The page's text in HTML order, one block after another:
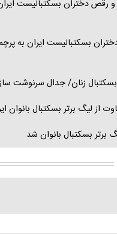
دختران بسکتبالیست ایران
بسکتبالیست ایران به
زنان/ جدال سرنوشت
از لیگ برتر بسکتبال بانوان
برتر بسکتبال بانوان شد